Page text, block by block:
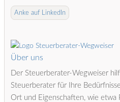
Anke auf LinkedIn
Über uns
Der Steuerberater-Wegweiser
Steuerberater für Ihre
Ort und Eigenschaften, wie etwa